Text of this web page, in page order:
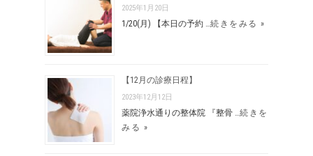
2025年1月20日
1/20(月) 【本日の予約 …続きをみる »
【12月の診療日程】
2023年12月12日
薬院浄水通りの整体院 『整骨 …続きを
みる »